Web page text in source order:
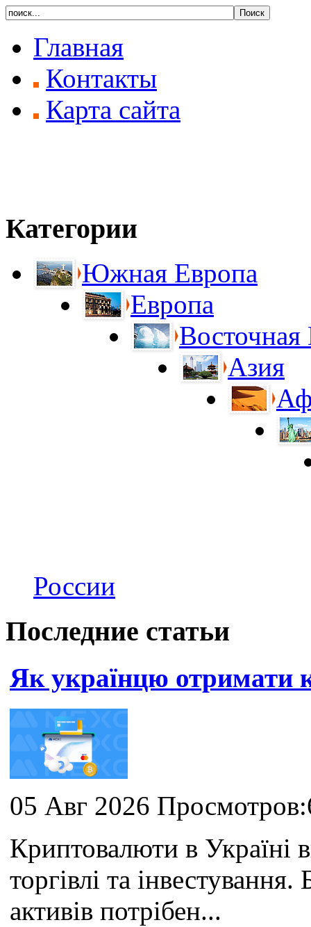
Главная
Контакты
Карта сайта
Категории
Южная Европа
Европа
Восточная
Азия
России
Последние статьи
Як українцю отримати
05 Авг 2026
Криптовалюти в Україні
торгівлі та
активів потрібен...